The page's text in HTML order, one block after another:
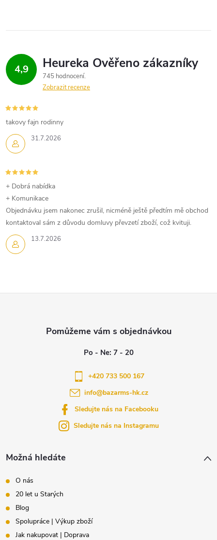
u
4,9
745 hodnocení
Zobrazit recenze
31.7.2026
takovy fajn rodinny
13.7.2026
+ Dobrá nabídka
+ Komunikace
Objednávku jsem nakonec zrušil, nicméně ještě předtím mě obchod
kontaktoval sám z důvodu domluvy převzetí zboží, což kvituji.
Možná hledáte
O nás
20 let u Starých
Blog
Spolupráce | Výkup zboží
Jak nakupovat | Doprava
info@bazarms-hk.cz
+420 733 500 167
Sledujte nás na Facebooku
Sledujte nás na Instagramu